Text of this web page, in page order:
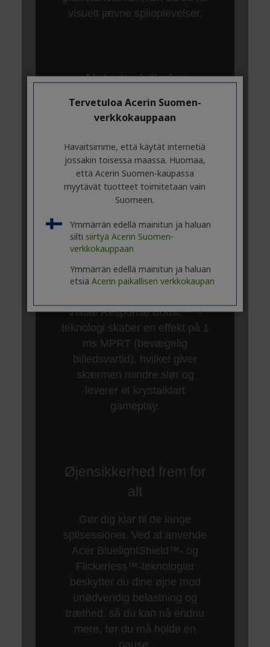
Tervetuloa Acerin Suomen-
verkkokauppaan
Havaitsimme, että käytät internetiä
jossakin toisessa maassa. Huomaa,
että Acerin Suomen-kaupassa
myytävät tuotteet toimitetaan vain
Suomeen.
Ymmärrän edellä mainitun ja haluan
silti siirtyä Acerin Suomen-
verkkokauppaan
Ymmärrän edellä mainitun ja haluan
etsiä Acerin paikallisen verkkokaupan